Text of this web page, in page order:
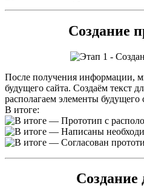
Создание
После получения информации,
будущего сайта. Создаём текст
располагаем элементы будущего
В итоге:
— Прототип с
— Написаны
— Согласован
Создание